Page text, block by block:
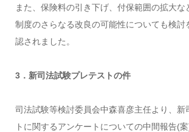
また、保険料の引き下げ、付保範囲の拡大な
制度のさらなる改良の可能性についても検討
認されました。
3．新司法試験プレテストの件
司法試験等検討委員会中森喜彦主任より、新
トに関するアンケートについての中間報告(